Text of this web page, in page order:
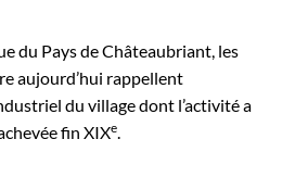
du Pays de Châteaubriant, les
aujourd’hui rappellent
du village dont l’activité a
fin XIXe.